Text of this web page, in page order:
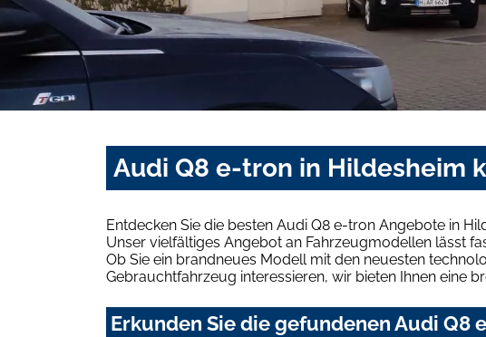
Audi Q8 e-tron in Hildesheim
Entdecken Sie die besten Audi Q8 e-tron Angebote in
Unser vielfältiges Angebot an Fahrzeugmodellen lässt
Ob Sie ein brandneues Modell mit den neuesten
Gebrauchtfahrzeug interessieren, wir bieten Ihnen eine
Erkunden Sie die gefundenen Audi